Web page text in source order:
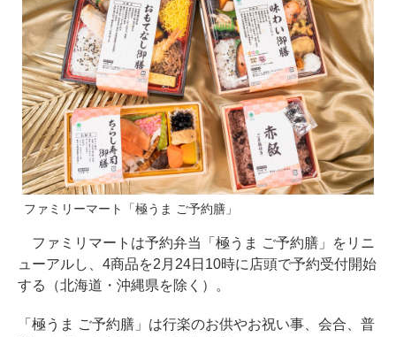
ファミリーマート「極うま ご予約膳」
ファミリマートは予約弁当「極うま ご予約膳」をリニ
ューアルし、4商品を2月24日10時に店頭で予約受付開始
する（北海道・沖縄県を除く）。
「極うま ご予約膳」は行楽のお供やお祝い事、会合、普